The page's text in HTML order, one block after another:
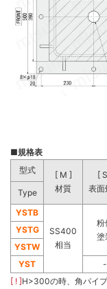
■規格表
型式
[ M ]
材質
[
表面
Type
YSTB
SS400
相当
粉
塗
YSTG
YSTW
YST
-
[ ! ]H>300の時、角パイ